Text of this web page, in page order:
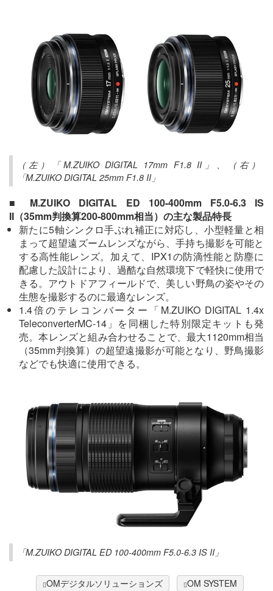
（左）「M.ZUIKO DIGITAL 17mm F1.8 II」、（右）
「M.ZUIKO DIGITAL 25mm F1.8 II」
■ M.ZUIKO DIGITAL ED 100-400mm F5.0-6.3 IS
II（35mm判換算200-800mm相当）の主な製品特長
新たに5軸シンクロ手ぶれ補正に対応し、小型軽量と相
まって超望遠ズームレンズながら、手持ち撮影を可能と
する高性能レンズ。加えて、IPX1の防滴性能と防塵に
配慮した設計により、過酷な自然環境下で軽快に使用で
きる。アウトドアフィールドで、美しい野鳥の姿やその
生態を撮影するのに最適なレンズ。
1.4倍のテレコンバーター「M.ZUIKO DIGITAL 1.4x
TeleconverterMC-14」を同梱した特別限定キットも発
売。本レンズと組み合わせることで、最大1120mm相当
（35mm判換算）の超望遠撮影が可能となり、野鳥撮影
などでも快適に使用できる。
「M.ZUIKO DIGITAL ED 100-400mm F5.0-6.3 IS II」
OMデジタルソリューションズ
OM SYSTEM